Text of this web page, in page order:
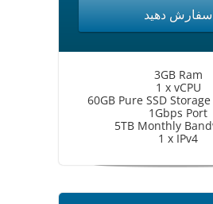
سفارش دهید
3GB Ram
1 x vCPU
60GB Pure SSD
1Gbps Port
5TB Monthly
1 x IPv4